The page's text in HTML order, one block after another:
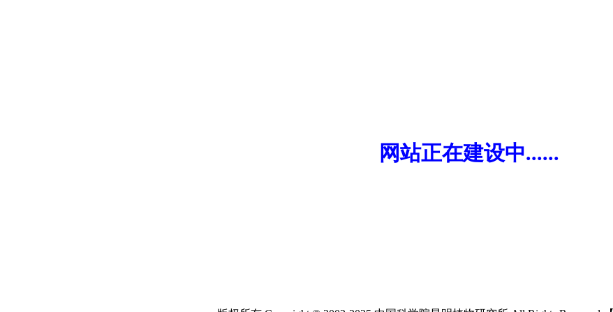
网站正在建设中......